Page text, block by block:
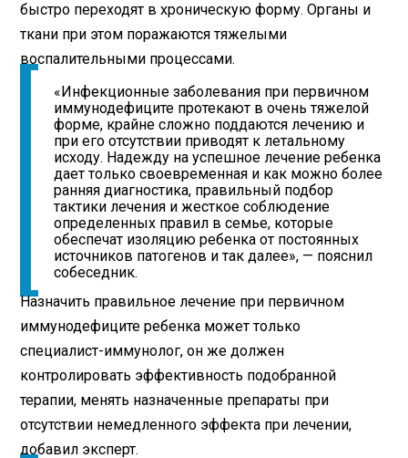
быстро переходят в хроническую форму. Органы и
ткани при этом поражаются тяжелыми
воспалительными процессами.
«Инфекционные заболевания при первичном
иммунодефиците протекают в очень тяжелой
форме, крайне сложно поддаются лечению и
при его отсутствии приводят к летальному
исходу. Надежду на успешное лечение ребенка
дает только своевременная и как можно более
ранняя диагностика, правильный подбор
тактики лечения и жесткое соблюдение
определенных правил в семье, которые
обеспечат изоляцию ребенка от постоянных
источников патогенов и так далее», — пояснил
собеседник.
Назначить правильное лечение при первичном
иммунодефиците ребенка может только
специалист-иммунолог, он же должен
контролировать эффективность подобранной
терапии, менять назначенные препараты при
отсутствии немедленного эффекта при лечении,
добавил эксперт.